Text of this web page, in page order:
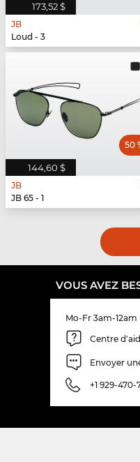
173,52 $
JB
Loud - 3
144,60 $
50
JB
JB 65 - 1
VOUS AVEZ
Mo-Fr 3am-12am
Centre
Envoyer
+1 929-470-